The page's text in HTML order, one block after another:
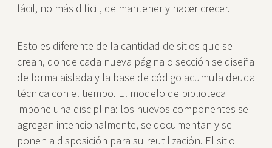
fácil, no más difícil, de mantener y hacer crecer.
Esto es diferente de la cantidad de sitios que se
crean, donde cada nueva página o sección se diseña
de forma aislada y la base de código acumula deuda
técnica con el tiempo. El modelo de biblioteca
impone una disciplina: los nuevos componentes se
agregan intencionalmente, se documentan y se
ponen a disposición para su reutilización. El sitio